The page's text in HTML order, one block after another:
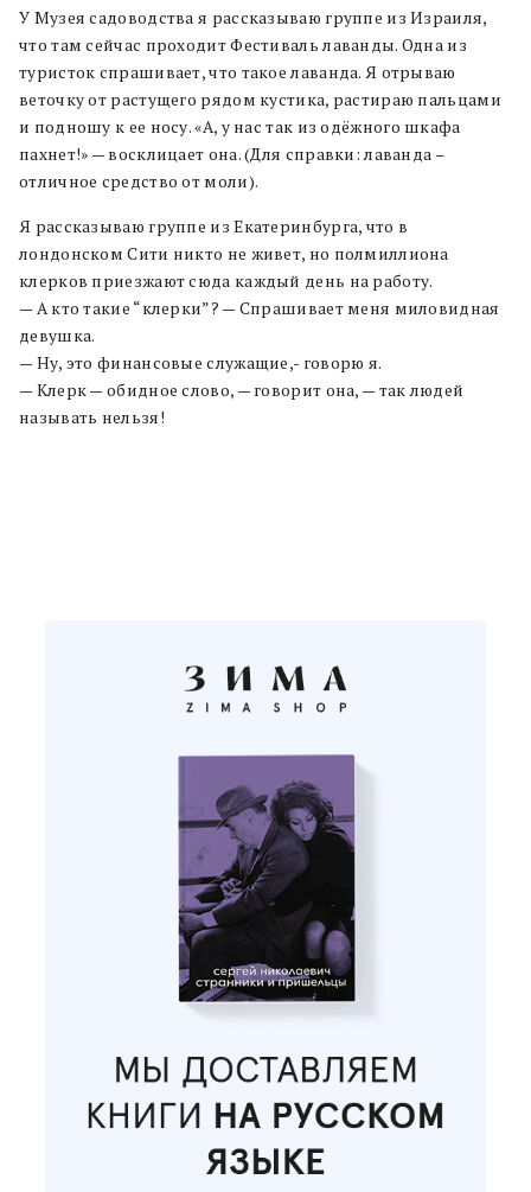
У Музея садоводства я рассказываю группе из Израиля,
что там сейчас проходит Фестиваль лаванды. Одна из
туристок спрашивает, что такое лаванда. Я отрываю
веточку от растущего рядом кустика, растираю пальцами
и подношу к ее носу. «А, у нас так из одёжного шкафа
пахнет!» — восклицает она. (Для справки: лаванда –
отличное средство от моли).
Я рассказываю группе из Екатеринбурга, что в
лондонском Сити никто не живет, но полмиллиона
клерков приезжают сюда каждый день на работу.
— А кто такие “клерки”? — Спрашивает меня миловидная
девушка.
— Ну, это финансовые служащие,- говорю я.
— Клерк — обидное слово, — говорит она, — так людей
называть нельзя!